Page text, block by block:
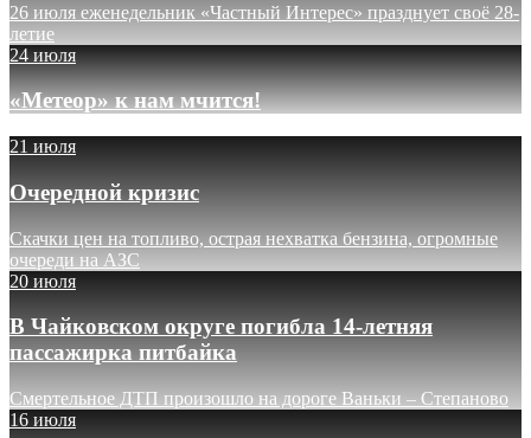
26 июля еженедельник «Частный Интерес» празднует своё 28-
летие
24 июля
«Метеор» к нам мчится!
21 июля
Очередной кризис
Скачки цен на топливо, острая нехватка бензина, огромные
очереди на АЗС
20 июля
В Чайковском округе погибла 14-летняя
пассажирка питбайка
Смертельное ДТП произошло на дороге Ваньки – Степаново
16 июля